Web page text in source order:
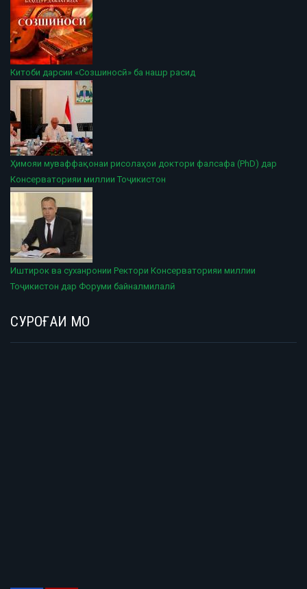
Китоби дарсии «Созшиносӣ» ба нашр расид
Ҳимояи муваффақонаи рисолаҳои доктори фалсафа (PhD) дар
Консерваторияи миллии Тоҷикистон
Иштирок ва суханронии Ректори Консерваторияи миллии
Тоҷикистон дар Форуми байналмилалӣ
СУРОҒАИ МО